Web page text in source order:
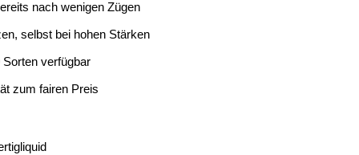
nach wenigen Zügen
selbst bei hohen Stärken
Sorten verfügbar
zum fairen Preis